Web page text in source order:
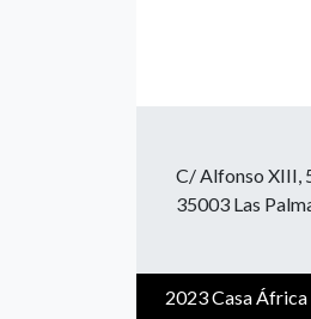
C/ Alfonso XIII,
35003 Las
2023 Casa